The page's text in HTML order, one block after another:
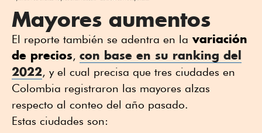
Mayores aumentos
El reporte también se adentra en la variación
de precios, con base en su ranking del
2022, y el cual precisa que tres ciudades en
Colombia registraron las mayores alzas
respecto al conteo del año pasado.
Estas ciudades son: